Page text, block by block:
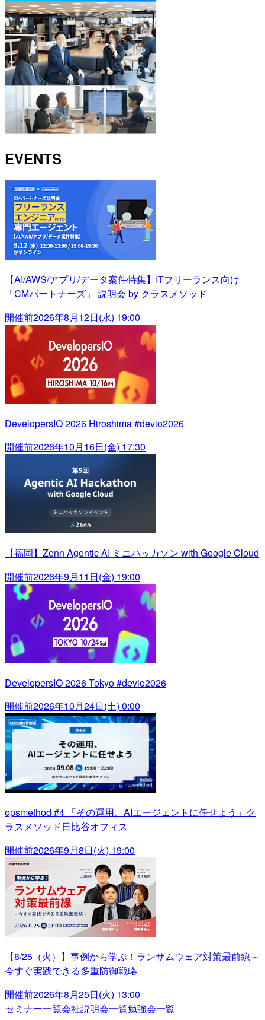
EVENTS
【AI/AWS/アプリ/データ案件特集】ITフリーランス向け
「CMパートナーズ」 説明会 by クラスメソッド
開催前2026年8月12日(水) 19:00
DevelopersIO 2026 Hiroshima #devio2026
開催前2026年10月16日(金) 17:30
【福岡】Zenn Agentic AI ミニハッカソン with Google Cloud
開催前2026年9月11日(金) 19:00
DevelopersIO 2026 Tokyo #devio2026
開催前2026年10月24日(土) 0:00
opsmethod #4 「その運用、AIエージェントに任せよう」ク
ラスメソッド日比谷オフィス
開催前2026年9月8日(火) 19:00
【8/25（火）】事例から学ぶ！ランサムウェア対策最前線～
今すぐ実践できる多重防御戦略
開催前2026年8月25日(火) 13:00
セミナー一覧会社説明会一覧勉強会一覧